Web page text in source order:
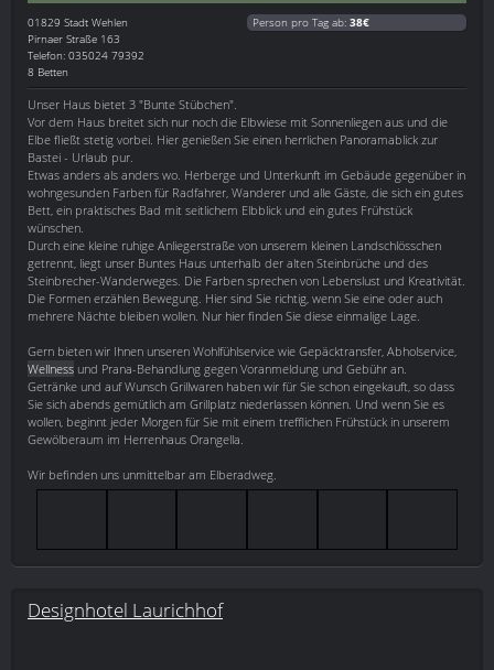
01829 Stadt Wehlen
Pirnaer Straße 163
Telefon: 035024 79392
8 Betten
Person pro Tag ab: 38€
Unser Haus bietet 3 "Bunte Stübchen".
Vor dem Haus breitet sich nur noch die Elbwiese mit Sonnenliegen aus und die
Elbe fließt stetig vorbei. Hier genießen Sie einen herrlichen Panoramablick zur
Bastei - Urlaub pur.
Etwas anders als anders wo. Herberge und Unterkunft im Gebäude gegenüber in
wohngesunden Farben für Radfahrer, Wanderer und alle Gäste, die sich ein gutes
Bett, ein praktisches Bad mit seitlichem Elbblick und ein gutes Frühstück
wünschen.
Durch eine kleine ruhige Anliegerstraße von unserem kleinen Landschlösschen
getrennt, liegt unser Buntes Haus unterhalb der alten Steinbrüche und des
Steinbrecher-Wanderweges. Die Farben sprechen von Lebenslust und Kreativität.
Die Formen erzählen Bewegung. Hier sind Sie richtig, wenn Sie eine oder auch
mehrere Nächte bleiben wollen. Nur hier finden Sie diese einmalige Lage.
Gern bieten wir Ihnen unseren Wohlfühlservice wie Gepäcktransfer, Abholservice,
Wellness und Prana-Behandlung gegen Voranmeldung und Gebühr an.
Getränke und auf Wunsch Grillwaren haben wir für Sie schon eingekauft, so dass
Sie sich abends gemütlich am Grillplatz niederlassen können. Und wenn Sie es
wollen, beginnt jeder Morgen für Sie mit einem trefflichen Frühstück in unserem
Gewölberaum im Herrenhaus Orangella.
Wir befinden uns unmittelbar am Elberadweg.
Designhotel Laurichhof